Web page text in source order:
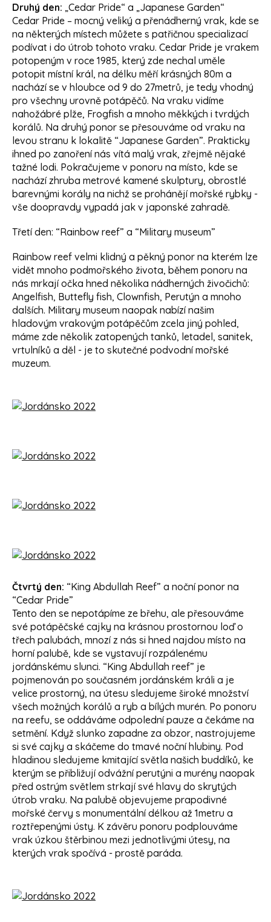
Druhý den: „Cedar Pride“ a „Japanese Garden“
Cedar Pride – mocný veliký a přenádherný vrak, kde se
na některých místech můžete s patřičnou specializací
podívat i do útrob tohoto vraku. Cedar Pride je vrakem
potopeným v roce 1985, který zde nechal uměle
potopit místní král, na délku měří krásných 80m a
nachází se v hloubce od 9 do 27metrů, je tedy vhodný
pro všechny urovně potápěčů. Na vraku vidíme
nahožábré plže, Frogfish a mnoho měkkých i tvrdých
korálů. Na druhý ponor se přesouváme od vraku na
levou stranu k lokalitě “Japanese Garden”. Prakticky
ihned po zanoření nás vítá malý vrak, zřejmě nějaké
tažné lodi. Pokračujeme v ponoru na místo, kde se
nachází zhruba metrové kamené skulptury, obrostlé
barevnými korály na nichž se prohánějí mořské rybky -
vše doopravdy vypadá jak v japonské zahradě.
Třetí den: “Rainbow reef” a “Military museum”
Rainbow reef velmi klidný a pěkný ponor na kterém lze
vidět mnoho podmořského života, během ponoru na
nás mrkají očka hned několika nádherných živočichů:
Angelfish, Buttefly fish, Clownfish, Perutýn a mnoho
dalších. Military museum naopak nabízí našim
hladovým vrakovým potápěčům zcela jiný pohled,
máme zde několik zatopených tanků, letadel, sanitek,
vrtulníků a děl - je to skutečné podvodní mořské
muzeum.
Čtvrtý den: “King Abdullah Reef” a noční ponor na
“Cedar Pride”
Tento den se nepotápíme ze břehu, ale přesouváme
své potápěčské cajky na krásnou prostornou loď o
třech palubách, mnozí z nás si hned najdou místo na
horní palubě, kde se vystavují rozpálenému
jordánskému slunci. “King Abdullah reef” je
pojmenován po současném jordánském králi a je
velice prostorný, na útesu sledujeme široké množství
všech možných korálů a ryb a bílých murén. Po ponoru
na reefu, se oddáváme odpolední pauze a čekáme na
setmění. Když slunko zapadne za obzor, nastrojujeme
si své cajky a skáčeme do tmavé noční hlubiny. Pod
hladinou sledujeme kmitající světla našich buddíků, ke
kterým se přibližují odvážní perutýni a murény naopak
před ostrým světlem strkají své hlavy do skrytých
útrob vraku. Na palubě objevujeme prapodivné
mořské červy s monumentální délkou až 1metru a
roztřepenými ústy. K závěru ponoru podplouváme
vrak úzkou štěrbinou mezi jednotlivými útesy, na
kterých vrak spočívá - prostě paráda.